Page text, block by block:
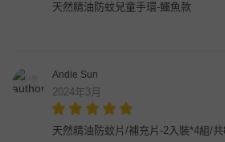
天然精油防蚊兒童手環-鱷魚款
Andie Sun
2024年3月
天然精油防蚊片/補充片-2入裝*4組/共